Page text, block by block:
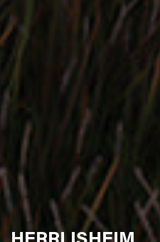
TRUCHTERSHEIM
L'HORTUS